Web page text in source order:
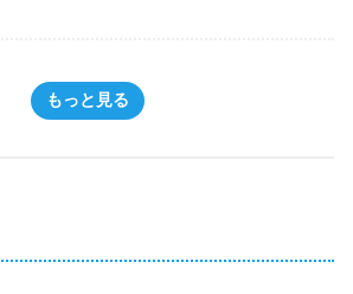
もっと見る